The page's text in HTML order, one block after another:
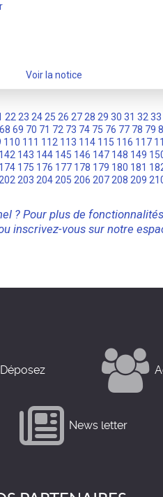
Voir la notice
22 23 24 25 26 27 28 29 30 31 32 33
68 69 70 71 72 73 74 75 76 77 78 79
110 111 112 113 114 115 116 117
142 143 144 145 146 147 148 149
174 175 176 177 178 179 180 181
202 203 204 205 206 207 208 209
? Pour plus de
inscrivez-vous sur notre
Déposez
News letter